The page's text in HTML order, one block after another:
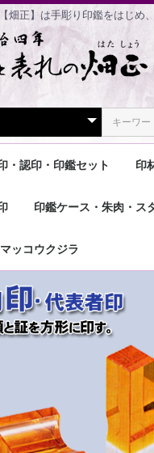
畑正】は手彫り印鑑をはじめ
・認印・印鑑セット
印ト
ト
印
象
宝
エ
香
チ
お
商品
印鑑ケース・朱肉・ス
印鑑ケース個人用
印鑑ケース法人用
朱肉・印泥
スタンプ台
その他の商品
マッコウクジラ